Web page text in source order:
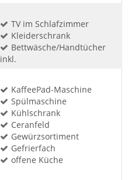
TV im Schlafzimmer
Kleiderschrank
Bettwäsche/Handtücher
inkl.
KaffeePad-Maschine
Spülmaschine
Kühlschrank
Ceranfeld
Gewürzsortiment
Gefrierfach
offene Küche